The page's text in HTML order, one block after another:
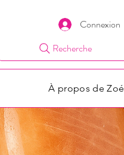
Connexion
Recherche
À propos de Zoé